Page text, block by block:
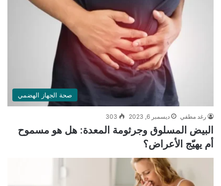
صحة الجهاز الهضمي
رغد مطفي ديسمبر 6, 2023 303
البيض المسلوق وجرثومة المعدة: هل هو مسموح
أم يهيّج الأعراض؟